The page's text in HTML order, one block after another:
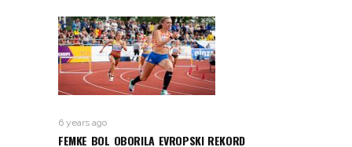
6 years ago
FEMKE BOL OBORILA EVROPSKI REKORD